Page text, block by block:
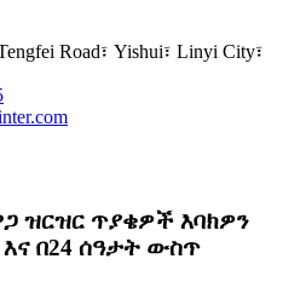
Road፣ Yishui፣ Linyi City፣
ዝርዝር ጥያቄዎች እባክዎን
በ24 ሰዓታት ውስጥ